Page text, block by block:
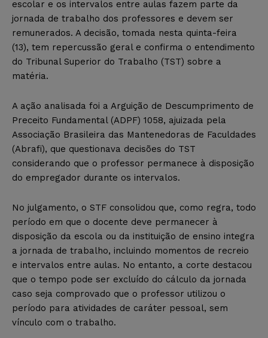
escolar e os intervalos entre aulas fazem parte da
jornada de trabalho dos professores e devem ser
remunerados. A decisão, tomada nesta quinta-feira
(13), tem repercussão geral e confirma o entendimento
do Tribunal Superior do Trabalho (TST) sobre a
matéria.
A ação analisada foi a Arguição de Descumprimento de
Preceito Fundamental (ADPF) 1058, ajuizada pela
Associação Brasileira das Mantenedoras de Faculdades
(Abrafi), que questionava decisões do TST
considerando que o professor permanece à disposição
do empregador durante os intervalos.
No julgamento, o STF consolidou que, como regra, todo
período em que o docente deve permanecer à
disposição da escola ou da instituição de ensino integra
a jornada de trabalho, incluindo momentos de recreio
e intervalos entre aulas. No entanto, a corte destacou
que o tempo pode ser excluído do cálculo da jornada
caso seja comprovado que o professor utilizou o
período para atividades de caráter pessoal, sem
vínculo com o trabalho.